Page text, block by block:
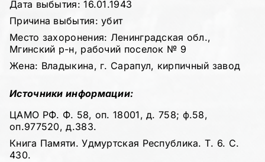
Дата выбытия: 16.01.1943
Причина выбытия: убит
Место захоронения: Ленинградская обл.,
Мгинский р-н, рабочий поселок № 9
Жена: Владыкина, г. Сарапул, кирпичный завод
Источники информации:
ЦАМО РФ. Ф. 58, оп. 18001, д. 758; ф.58,
оп.977520, д.383.
Книга Памяти. Удмуртская Республика. Т. 6. С.
430.